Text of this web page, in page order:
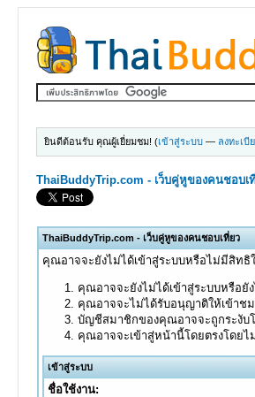
ยินดีต้อนรับ คุณผู้เยี่ยมชม! (เข้าสู่ระบบ — ลงทะเบี
ThaiBuddyTrip.com - เว็บคู่หูของคนชอบเ
ThaiBuddyTrip.com - เว็บคู่หูของคนชอบเที่ยว
คุณอาจจะยังไม่ได้เข้าสู่ระบบหรือไม่มีสิท
คุณอาจจะยังไม่ได้เข้าสู่ระบบหรือยั
คุณอาจจะไม่ได้รับอนุญาติให้เข้าช
บัญชีสมาชิกของคุณอาจจะถูกระงับ
คุณอาจจะเข้าสู่หน้านี้โดยตรงโดย
เข้าสู่ระบบ
ชื่อใช้งาน: